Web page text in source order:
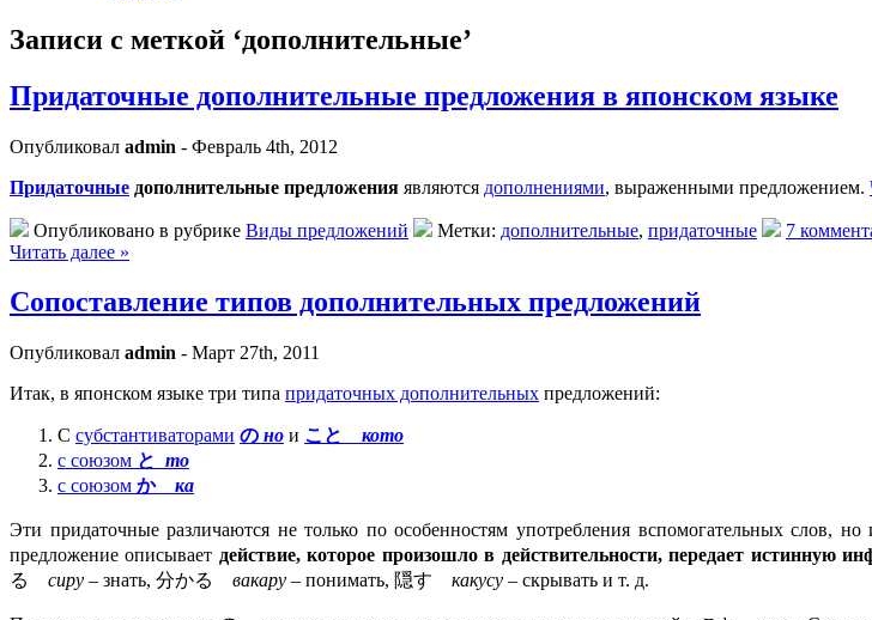
Записи с меткой ‘дополнительные’
Придаточные дополнительные предложения в японском языке
Опубликовал admin - Февраль 4th, 2012
Придаточные дополнительные предложения являются дополнениями, выраженными предложением.
Опубликовано в рубрике Виды предложений Метки: дополнительные, придаточные
7
Читать далее »
Сопоставление типов дополнительных предложений
Опубликовал admin - Март 27th, 2011
Итак, в японском языке три типа придаточных дополнительных предложений:
С субстантиваторами の но и こと кото
с союзом と то
с союзом か ка
Эти придаточные различаются не только по особенностям употребления вспомогательных слов,
предложение описывает действие, которое произошло в действительности, передает истинную
る сиру – знать, 分かる вакару – понимать, 隠す какусу – скрывать и т. д.